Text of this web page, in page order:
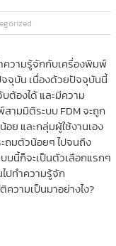
ความรู้จักกับเครื่องพิมพ์
จุบัน เนื่องด้วยปัจจุบันนี้
ต้องได้ และมีความ
ามมิติระบบ FDM จะถูก
ย และกลุ่มผู้ใช้งานเอง
มตัวน้อยๆ ไปจนถึง
บนี้ก็จะเป็นตัวเลือกแรกๆ
ปทำความรู้จัก
ความเป็นมาอย่างไง?